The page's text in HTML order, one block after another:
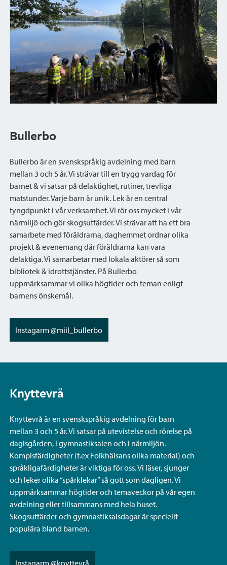
Bullerbo
Bullerbo är en svenskspråkig avdelning med barn
mellan 3 och 5 år. Vi strävar till en trygg vardag för
barnet & vi satsar på delaktighet, rutiner, trevliga
matstunder. Varje barn är unik. Lek är en central
tyngdpunkt i vår verksamhet. Vi rör oss mycket i vår
närmiljö och gör skogsutfärder. Vi strävar att ha ett bra
samarbete med föräldrarna, daghemmet ordnar olika
projekt & evenemang där föräldrarna kan vara
delaktiga. Vi samarbetar med lokala aktörer så som
bibliotek & idrottstjänster. På Bullerbo
uppmärksammar vi olika högtider och teman enligt
barnens önskemål.
Instagarm @miil_bullerbo
Knyttevrå
Knyttevrå är en svenskspråkig avdelning för barn
mellan 3 och 5 år. Vi satsar på utevistelse och rörelse på
dagisgården, i gymnastiksalen och i närmiljön.
Kompisfärdigheter (t.ex Folkhälsans olika material) och
språkligafärdigheter är viktiga för oss. Vi läser, sjunger
och leker olika “spårklekar” så gott som dagligen. Vi
uppmärksammar högtider och temaveckor på vår egen
avdelning eller tillsammans med hela huset.
Skogsutfärder och gymnastiksalsdagar är speciellt
populära bland barnen.
Instagarm @knyttevrå